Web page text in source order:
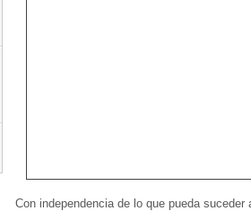
Con independencia de lo que pueda